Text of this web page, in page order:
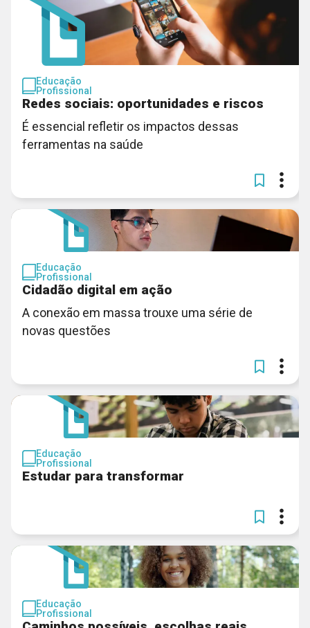
Educação
Profissional
Redes sociais: oportunidades e riscos
É essencial refletir os impactos dessas
ferramentas na saúde
Educação
Profissional
Cidadão digital em ação
A conexão em massa trouxe uma série de
novas questões
Educação
Profissional
Estudar para transformar
Educação
Profissional